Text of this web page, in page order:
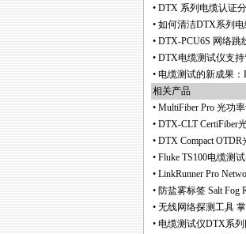
• DTX 系列电缆认证
• 如何清洁DTX系列
• DTX-PCU6S 网络跳
• DTX电缆测试仪支持
• 电缆测试的新成果
相关产品
• MultiFiber Pro 光功
• DTX-CLT CertiFiber
• DTX Compact
• Fluke TS100电缆测
• LinkRunner Pro
• 防盐雾标签 Salt Fog
• 无线网络探测工具
• 电缆测试仪DTX系